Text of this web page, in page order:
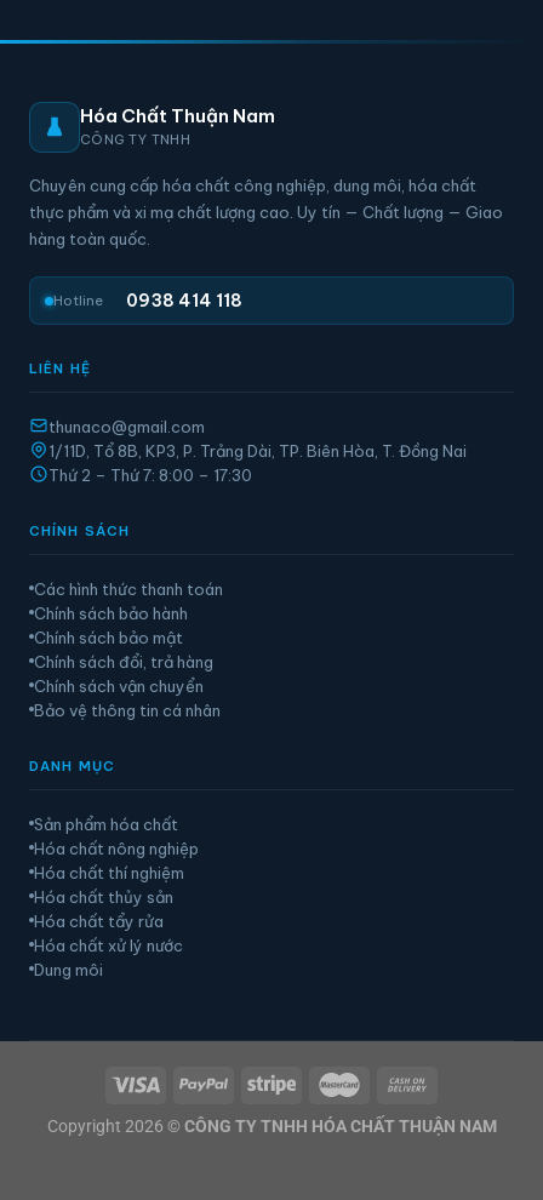
Hóa Chất Thuận Nam
CÔNG TY TNHH
Chuyên cung cấp hóa chất công nghiệp, dung môi, hóa chất
thực phẩm và xi mạ chất lượng cao. Uy tín — Chất lượng — Giao
hàng toàn quốc.
Hotline 0938 414 118
LIÊN HỆ
thunaco@gmail.com
1/11D, Tổ 8B, KP3, P. Trảng Dài, TP. Biên Hòa, T. Đồng Nai
Thứ 2 – Thứ 7: 8:00 – 17:30
CHÍNH SÁCH
Các hình thức thanh toán
Chính sách bảo hành
Chính sách bảo mật
Chính sách đổi, trả hàng
Chính sách vận chuyển
Bảo vệ thông tin cá nhân
DANH MỤC
Sản phẩm hóa chất
Hóa chất nông nghiệp
Hóa chất thí nghiệm
Hóa chất thủy sản
Hóa chất tẩy rửa
Hóa chất xử lý nước
Dung môi
Copyright 2026 © CÔNG TY TNHH HÓA CHẤT THUẬN NAM